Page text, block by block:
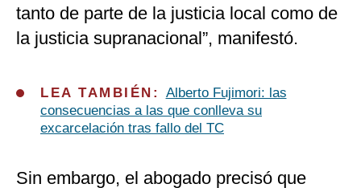
tanto de parte de la justicia local como de
la justicia supranacional”, manifestó.
LEA TAMBIÉN: Alberto Fujimori: las
consecuencias a las que conlleva su
excarcelación tras fallo del TC
Sin embargo, el abogado precisó que